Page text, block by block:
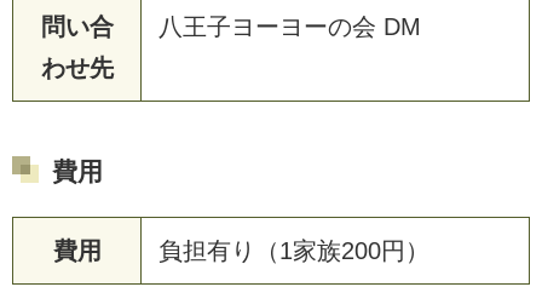
問い合
わせ先
八王子ヨーヨーの会 DM
費用
費用 負担有り（1家族200円）